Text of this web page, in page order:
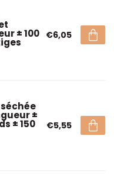
± 100 €6,05
±
± 150 €5,55